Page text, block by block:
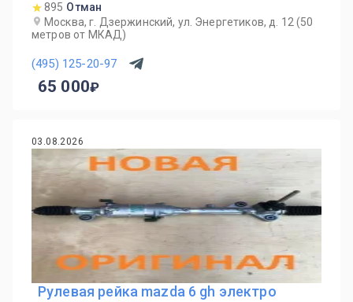
895 Отман
Москва, г. Дзержинский, ул. Энергетиков, д. 12 (50
метров от МКАД)
(495) 125-20-97
65 000
03.08.2026
Рулевая рейка mazda 6 gh электро